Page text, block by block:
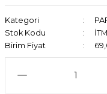
Kategori
Stok Kodu
Birim Fiyat